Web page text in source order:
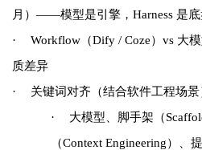
月）——模型是引擎，Harness 是
·
Workflow（Dify / Coze）vs 大
质差异
·
关键词对齐（结合软件工程场景
·
大模型、脚手架（
（Context Engineering）、